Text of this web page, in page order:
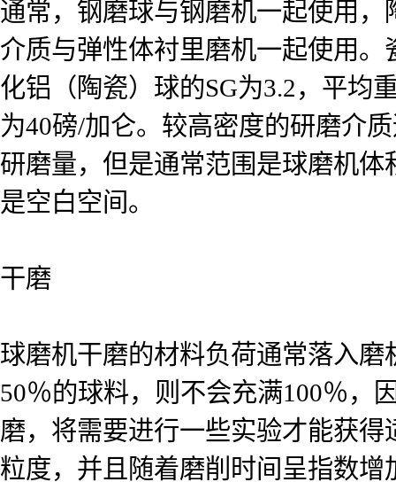
通常，钢磨球与钢磨机一起使用
介质与弹性体衬里磨机一起使用。
化铝（陶瓷）球的SG为3.2，平均
为40磅/加仑。较高密度的研磨介
研磨量，但是通常范围是球磨机
是空白空间。
干磨
球磨机干磨的材料负荷通常落入
50％的球料，则不会充满100％，
磨，将需要进行一些实验才能获
粒度，并且随着磨削时间呈指数